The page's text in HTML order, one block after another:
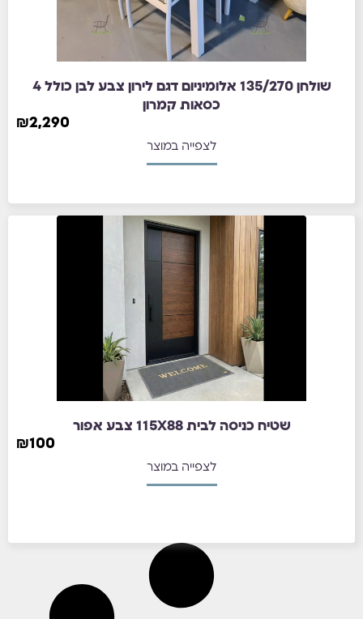
שולחן 135/270 אלומיניום דגם לירון צבע לבן כולל 4
כסאות קמרון
₪2,290
לצפייה במוצר
שטיח כניסה לבית 115X88 צבע אפור
₪100
לצפייה במוצר